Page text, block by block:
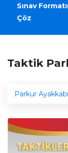
Sınav
Çöz
Taktik
Parkur